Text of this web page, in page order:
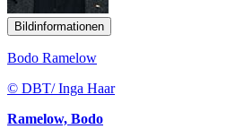
Bildinformationen
Bodo Ramelow
© DBT/ Inga Haar
Ramelow, Bodo